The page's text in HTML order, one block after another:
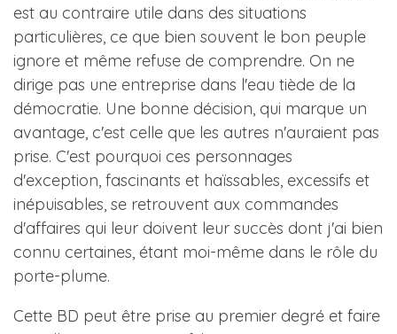
est au contraire utile dans des situations
particulières, ce que bien souvent le bon peuple
ignore et même refuse de comprendre. On ne
dirige pas une entreprise dans l'eau tiède de la
démocratie. Une bonne décision, qui marque un
avantage, c'est celle que les autres n'auraient pas
prise. C'est pourquoi ces personnages
d'exception, fascinants et haïssables, excessifs et
inépuisables, se retrouvent aux commandes
d'affaires qui leur doivent leur succès dont j'ai bien
connu certaines, étant moi-même dans le rôle du
porte-plume.
Cette BD peut être prise au premier degré et faire